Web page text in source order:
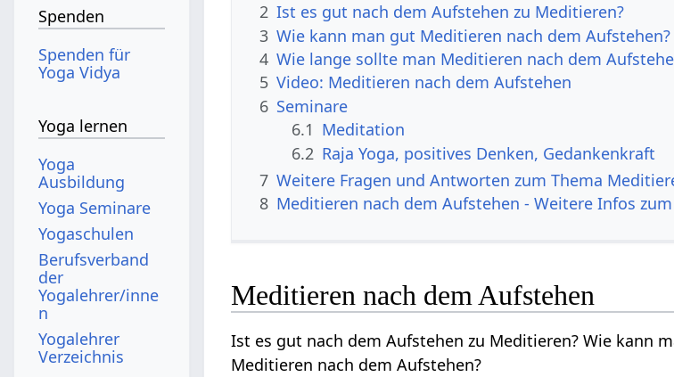
2 Ist es gut nach dem Aufstehen zu Meditieren?
3 Wie kann man gut Meditieren nach dem Aufstehen?
4 Wie lange sollte man Meditieren nach dem
5 Video: Meditieren nach dem Aufstehen
6 Seminare
6.1 Meditation
6.2 Raja Yoga, positives Denken, Gedankenkraft
7 Weitere Fragen und Antworten zum Thema
8 Meditieren nach dem Aufstehen - Weitere Infos
Meditieren nach dem Aufstehen
Ist es gut nach dem Aufstehen zu Meditieren? Wie kann
Meditieren nach dem Aufstehen?
Spenden
Spenden für
Yoga Vidya
Yoga lernen
Yoga
Ausbildung
Yoga Seminare
Yogaschulen
Berufsverband
der
Yogalehrer/inne
n
Yogalehrer
Verzeichnis